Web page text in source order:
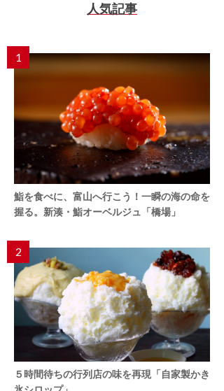
人気記事
1
鮨を食べに、富山へ行こう！一瞬の海の命を
握る。新湊・鮨オーベルジュ「橋場」
2
５時間待ちの行列店の味を再現「自家製かき